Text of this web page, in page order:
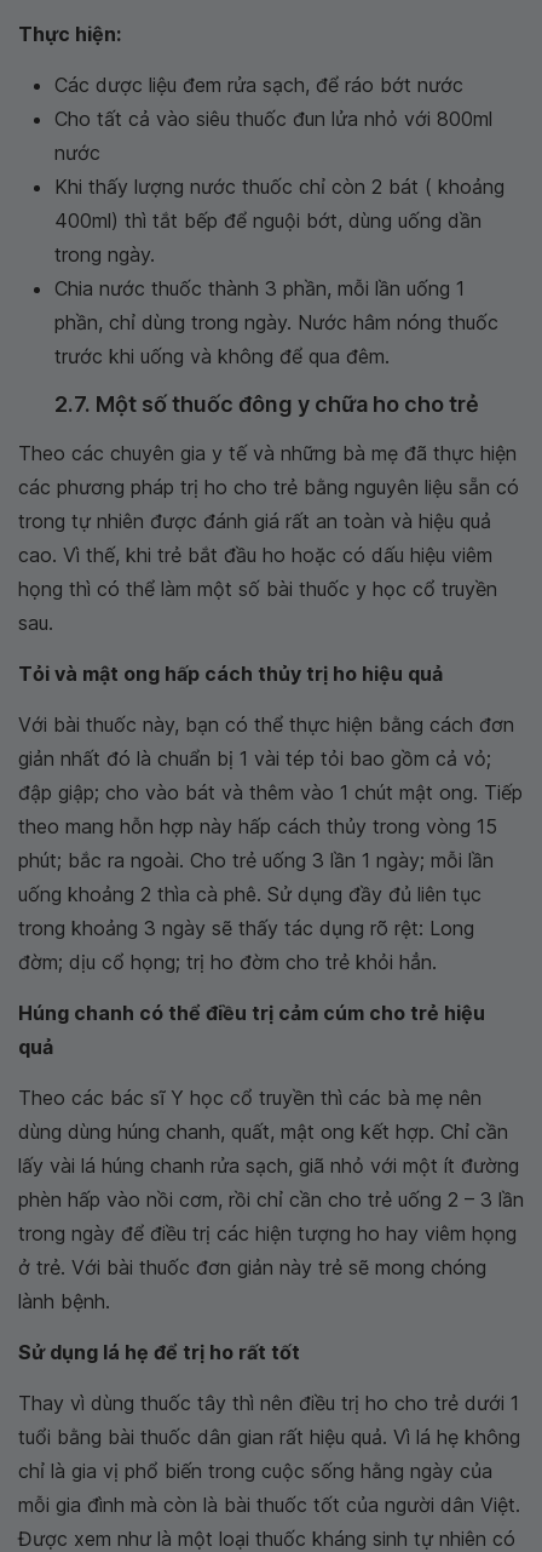
Thực hiện:
Các dược liệu đem rửa sạch, để ráo bớt nước
Cho tất cả vào siêu thuốc đun lửa nhỏ với 800ml
nước
Khi thấy lượng nước thuốc chỉ còn 2 bát ( khoảng
400ml) thì tắt bếp để nguội bớt, dùng uống dần
trong ngày.
Chia nước thuốc thành 3 phần, mỗi lần uống 1
phần, chỉ dùng trong ngày. Nước hâm nóng thuốc
trước khi uống và không để qua đêm.
2.7. Một số thuốc đông y chữa ho cho trẻ
Theo các chuyên gia y tế và những bà mẹ đã thực hiện
các phương pháp trị ho cho trẻ bằng nguyên liệu sẵn có
trong tự nhiên được đánh giá rất an toàn và hiệu quả
cao. Vì thế, khi trẻ bắt đầu ho hoặc có dấu hiệu viêm
họng thì có thể làm một số bài thuốc y học cổ truyền
sau.
Tỏi và mật ong hấp cách thủy trị ho hiệu quả
Với bài thuốc này, bạn có thể thực hiện bằng cách đơn
giản nhất đó là chuẩn bị 1 vài tép tỏi bao gồm cả vỏ;
đập giập; cho vào bát và thêm vào 1 chút mật ong. Tiếp
theo mang hỗn hợp này hấp cách thủy trong vòng 15
phút; bắc ra ngoài. Cho trẻ uống 3 lần 1 ngày; mỗi lần
uống khoảng 2 thìa cà phê. Sử dụng đầy đủ liên tục
trong khoảng 3 ngày sẽ thấy tác dụng rõ rệt: Long
đờm; dịu cổ họng; trị ho đờm cho trẻ khỏi hẳn.
Húng chanh có thể điều trị cảm cúm cho trẻ hiệu
quả
Theo các bác sĩ Y học cổ truyền thì các bà mẹ nên
dùng dùng húng chanh, quất, mật ong kết hợp. Chỉ cần
lấy vài lá húng chanh rửa sạch, giã nhỏ với một ít đường
phèn hấp vào nồi cơm, rồi chỉ cần cho trẻ uống 2 – 3 lần
trong ngày để điều trị các hiện tượng ho hay viêm họng
ở trẻ. Với bài thuốc đơn giản này trẻ sẽ mong chóng
lành bệnh.
Sử dụng lá hẹ để trị ho rất tốt
Thay vì dùng thuốc tây thì nên điều trị ho cho trẻ dưới 1
tuổi bằng bài thuốc dân gian rất hiệu quả. Vì lá hẹ không
chỉ là gia vị phổ biến trong cuộc sống hằng ngày của
mỗi gia đình mà còn là bài thuốc tốt của người dân Việt.
Được xem như là một loại thuốc kháng sinh tự nhiên có